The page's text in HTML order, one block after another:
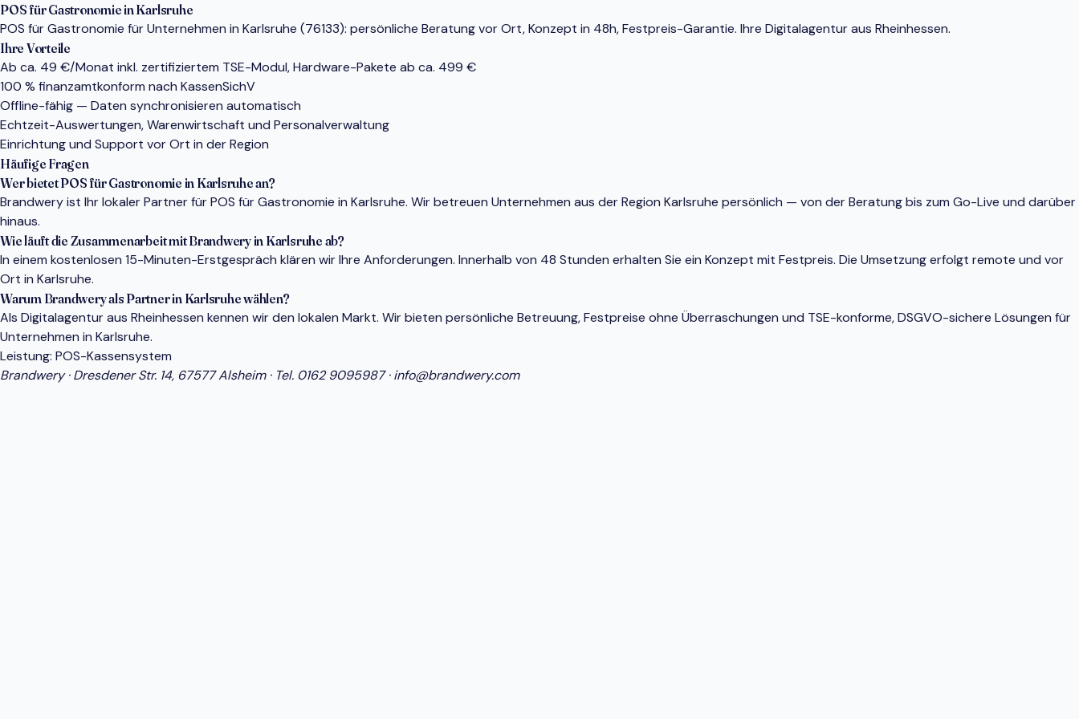
POS für Gastronomie in Karlsruhe
POS für Gastronomie für Unternehmen in Karlsruhe (76133): persönliche Beratung vor Ort, Konzept in 48h, Festpreis-Garantie. Ihre Digitalagentur aus Rheinhessen.
Ihre Vorteile
Ab ca. 49 €/Monat inkl. zertifiziertem TSE-Modul, Hardware-Pakete ab ca. 499 €
100 % finanzamtkonform nach KassenSichV
Offline-fähig — Daten synchronisieren automatisch
Echtzeit-Auswertungen, Warenwirtschaft und Personalverwaltung
Einrichtung und Support vor Ort in der Region
Häufige Fragen
Wer bietet POS für Gastronomie in Karlsruhe an?
Brandwery ist Ihr lokaler Partner für POS für Gastronomie in Karlsruhe. Wir betreuen Unternehmen aus der Region Karlsruhe persönlich — von der Beratung bis zum Go-Live und darüber
hinaus.
Wie läuft die Zusammenarbeit mit Brandwery in Karlsruhe ab?
In einem kostenlosen 15-Minuten-Erstgespräch klären wir Ihre Anforderungen. Innerhalb von 48 Stunden erhalten Sie ein Konzept mit Festpreis. Die Umsetzung erfolgt remote und vor
Ort in Karlsruhe.
Warum Brandwery als Partner in Karlsruhe wählen?
Als Digitalagentur aus Rheinhessen kennen wir den lokalen Markt. Wir bieten persönliche Betreuung, Festpreise ohne Überraschungen und TSE-konforme, DSGVO-sichere Lösungen für
Unternehmen in Karlsruhe.
Leistung: POS-Kassensystem
Brandwery · Dresdener Str. 14, 67577 Alsheim · Tel. 0162 9095987·info@brandwery.com